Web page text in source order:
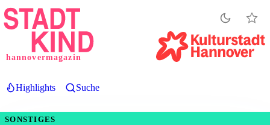
Direkt
zum
hannovermagazin
Highlights Suche
SONSTIGES